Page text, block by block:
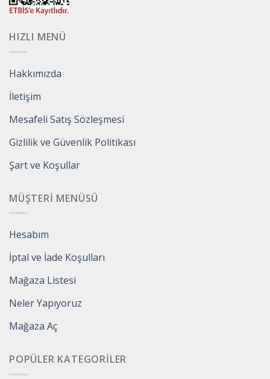
HIZLI MENÜ
Hakkımızda
İletişim
Mesafeli Satış Sözleşmesi
Gizlilik ve Güvenlik Politikası
Şart ve Koşullar
MÜŞTERI MENÜSÜ
Hesabım
İptal ve İade Koşulları
Mağaza Listesi
Neler Yapıyoruz
Mağaza Aç
POPÜLER KATEGORILER